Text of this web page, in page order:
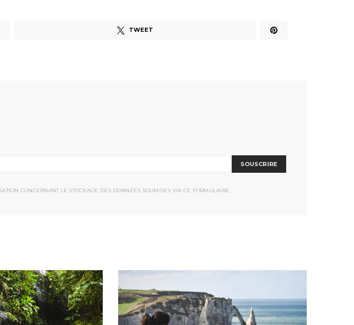
TWEET
SOUSCRIRE
CONCERNANT LE STOCKAGE DES DONNÉES SOUMISES VIA CE FORMULAIRE.